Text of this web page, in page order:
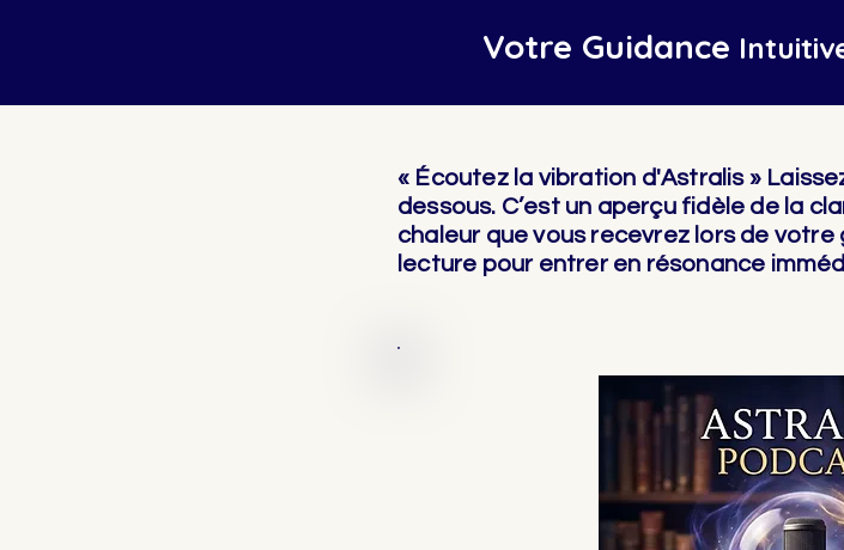
Votre Guidance
« Écoutez la vibration d'Astralis »
dessous. C’est un aperçu fidèle de la
chaleur que vous recevrez lors de
lecture pour entrer en résonance